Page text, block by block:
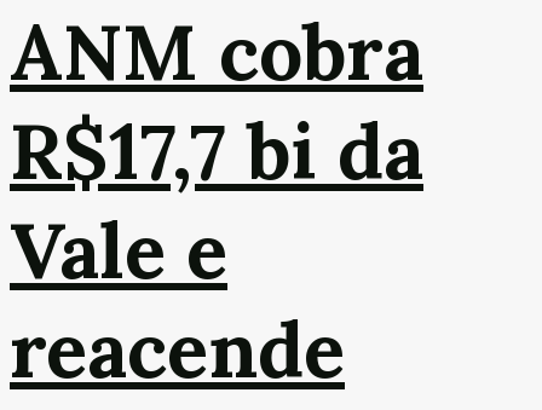
ANM cobra
R$17,7 bi da
Vale e
reacende